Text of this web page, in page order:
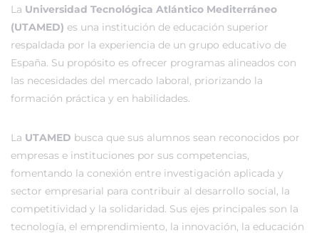
La Universidad Tecnológica Atlántico Mediterráneo
(UTAMED) es una institución de educación superior
respaldada por la experiencia de un grupo educativo de
España. Su propósito es ofrecer programas alineados con
las necesidades del mercado laboral, priorizando la
formación práctica y en habilidades.
La UTAMED busca que sus alumnos sean reconocidos por
empresas e instituciones por sus competencias,
fomentando la conexión entre investigación aplicada y
sector empresarial para contribuir al desarrollo social, la
competitividad y la solidaridad. Sus ejes principales son la
tecnología, el emprendimiento, la innovación, la educación